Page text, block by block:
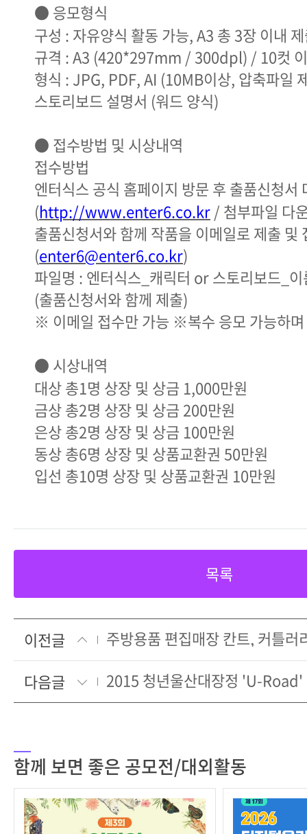
● 응모형식
구성 : 자유양식 활동 가능, A3 총 3장 이내
규격 : A3 (420*297mm / 300dpl) / 10컷
형식 : JPG, PDF, AI (10MB이상, 압축파일
스토리보드 설명서 (워드 양식)
● 접수방법 및 시상내역
접수방법
엔터식스 공식 홈페이지 방문 후 출품신청서
(http://www.enter6.co.kr / 첨부파일 다
출품신청서와 함께 작품을 이메일로 제출 및
(enter6@enter6.co.kr)
파일명 : 엔터식스_캐릭터 or 스토리보드_
(출품신청서와 함께 제출)
※ 이메일 접수만 가능 ※복수 응모 가능하
● 시상내역
대상 총1명 상장 및 상금 1,000만원
금상 총2명 상장 및 상금 200만원
은상 총2명 상장 및 상금 100만원
동상 총6명 상장 및 상품교환권 50만원
입선 총10명 상장 및 상품교환권 10만원
목록
이전글
다음글
2015 청년울산대장정 'U-Road'
함께 보면 좋은 공모전/대외활동